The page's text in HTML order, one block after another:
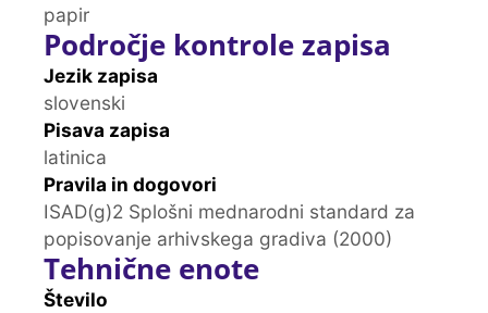
papir
Področje kontrole zapisa
Jezik zapisa
slovenski
Pisava zapisa
latinica
Pravila in dogovori
ISAD(g)2 Splošni mednarodni standard za
popisovanje arhivskega gradiva (2000)
Tehnične enote
Število